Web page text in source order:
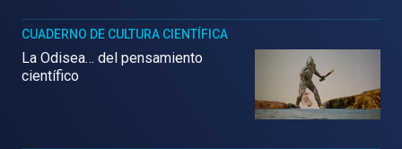
CUADERNO DE CULTURA CIENTÍFICA
La Odisea… del pensamiento
científico